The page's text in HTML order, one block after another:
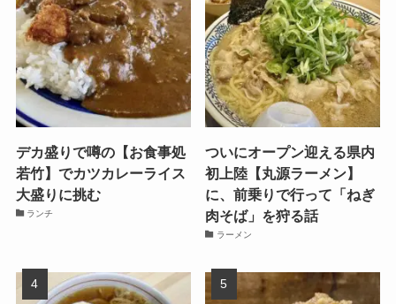
デカ盛りで噂の【お食事処
若竹】でカツカレーライス
大盛りに挑む
ランチ
ついにオープン迎える県内
初上陸【丸源ラーメン】
に、前乗りで行って「ねぎ
肉そば」を狩る話
ラーメン